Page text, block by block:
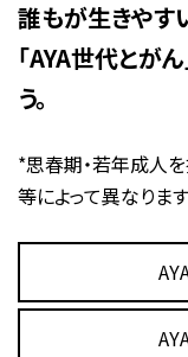
誰もが生きやす
「AYA世代とが
う。
*思春期・若年成人
等によって異なります